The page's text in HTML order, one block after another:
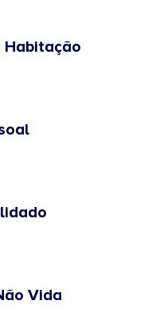
Habitação
Vida